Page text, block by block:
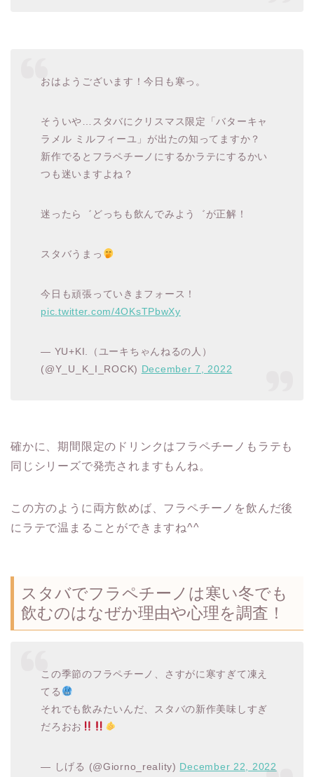
おはようございます！今日も寒っ。
そういや…スタバにクリスマス限定「バターキャ
ラメル ミルフィーユ」が出たの知ってますか？
新作でるとフラペチーノにするかラテにするかい
つも迷いますよね？
迷ったら゛どっちも飲んでみよう゛が正解！
スタバうまっ
今日も頑張っていきまフォース！
pic.twitter.com/4OKsTPbwXy
— YU+KI.（ユーキちゃんねるの人）
(@Y_U_K_I_ROCK) December 7, 2022
確かに、期間限定のドリンクはフラペチーノもラテも
同じシリーズで発売されますもんね。
この方のように両方飲めば、フラペチーノを飲んだ後
にラテで温まることができますね^^
スタバでフラペチーノは寒い冬でも
飲むのはなぜか理由や心理を調査！
この季節のフラペチーノ、さすがに寒すぎて凍え
てる
それでも飲みたいんだ、スタバの新作美味しすぎ
だろおお
— しげる (@Giorno_reality) December 22, 2022